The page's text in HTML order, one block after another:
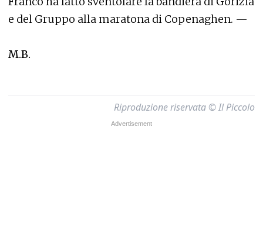
e del Gruppo alla maratona di Copenaghen. —
M.B.
Riproduzione riservata © Il Piccolo